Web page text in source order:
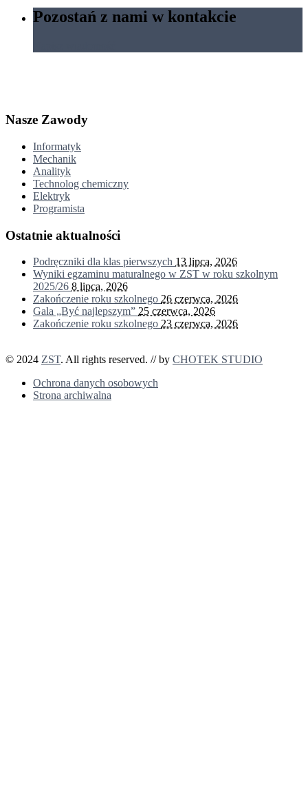
Pozostań z nami w kontakcie
Nasze Zawody
Informatyk
Mechanik
Analityk
Technolog chemiczny
Elektryk
Programista
Ostatnie aktualności
Podręczniki dla klas pierwszych 13 lipca, 2026
Wyniki egzaminu maturalnego w ZST w roku szkolnym
2025/26 8 lipca, 2026
Zakończenie roku szkolnego 26 czerwca, 2026
Gala „Być najlepszym” 25 czerwca, 2026
Zakończenie roku szkolnego 23 czerwca, 2026
© 2024 ZST. All rights reserved. // by CHOTEK STUDIO
Ochrona danych osobowych
Strona archiwalna